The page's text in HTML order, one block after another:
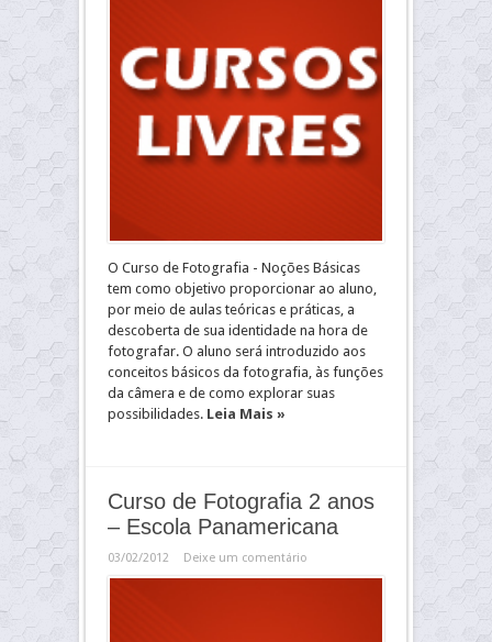
O Curso de Fotografia - Noções Básicas
tem como objetivo proporcionar ao aluno,
por meio de aulas teóricas e práticas, a
descoberta de sua identidade na hora de
fotografar. O aluno será introduzido aos
conceitos básicos da fotografia, às funções
da câmera e de como explorar suas
possibilidades. Leia Mais »
Curso de Fotografia 2 anos
– Escola Panamericana
03/02/2012 Deixe um comentário